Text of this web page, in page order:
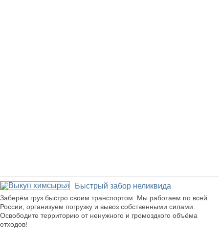
Быстрый забор неликвида
Заберём груз быстро своим транспортом. Мы работаем по всей
России, организуем погрузку и вывоз собственными силами.
Освободите территорию от ненужного и громоздкого объёма
отходов!